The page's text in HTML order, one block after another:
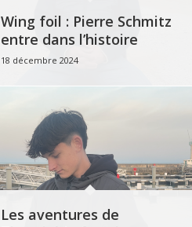
Wing foil : Pierre Schmitz
entre dans l’histoire
18 décembre 2024
Les aventures de